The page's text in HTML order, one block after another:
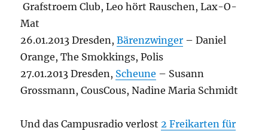
Grafstroem Club, Leo hört Rauschen, Lax-O-
Mat
26.01.2013 Dresden,Bärenzwinger – Daniel
Orange, The Smokkings, Polis
27.01.2013 Dresden, Scheune – Susann
Grossmann, CousCous, Nadine Maria Schmidt
Und das Campusradio verlost2 Freikarten für